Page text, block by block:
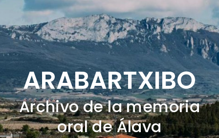
ARABARTXIBO
Archivo de la memoria
oral de Álava